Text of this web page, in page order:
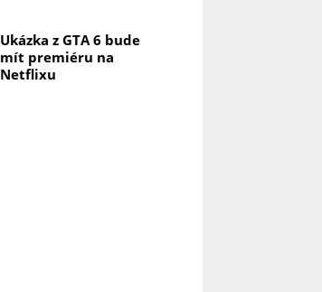
Ukázka z GTA 6 bude
mít premiéru na
Netflixu